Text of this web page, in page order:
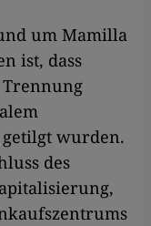
um Mamilla
ist, dass
wurden.
des